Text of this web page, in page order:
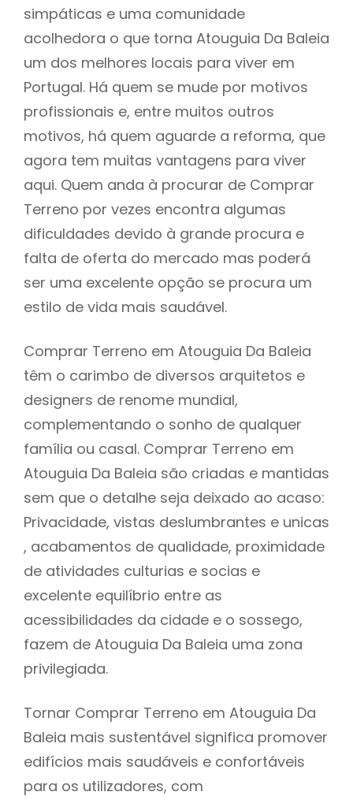
simpáticas e uma comunidade
acolhedora o que torna Atouguia Da Baleia
um dos melhores locais para viver em
Portugal. Há quem se mude por motivos
profissionais e, entre muitos outros
motivos, há quem aguarde a reforma, que
agora tem muitas vantagens para viver
aqui. Quem anda à procurar de Comprar
Terreno por vezes encontra algumas
dificuldades devido à grande procura e
falta de oferta do mercado mas poderá
ser uma excelente opção se procura um
estilo de vida mais saudável.
Comprar Terreno em Atouguia Da Baleia
têm o carimbo de diversos arquitetos e
designers de renome mundial,
complementando o sonho de qualquer
família ou casal. Comprar Terreno em
Atouguia Da Baleia são criadas e mantidas
sem que o detalhe seja deixado ao acaso:
Privacidade, vistas deslumbrantes e unicas
, acabamentos de qualidade, proximidade
de atividades culturias e socias e
excelente equilíbrio entre as
acessibilidades da cidade e o sossego,
fazem de Atouguia Da Baleia uma zona
privilegiada.
Tornar Comprar Terreno em Atouguia Da
Baleia mais sustentável significa promover
edifícios mais saudáveis e confortáveis
para os utilizadores, com